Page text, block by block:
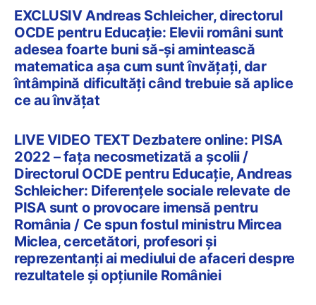
EXCLUSIV Andreas Schleicher, directorul
OCDE pentru Educație: Elevii români sunt
adesea foarte buni să-și amintească
matematica așa cum sunt învățați, dar
întâmpină dificultăți când trebuie să aplice
ce au învățat
LIVE VIDEO TEXT Dezbatere online: PISA
2022 – fața necosmetizată a școlii /
Directorul OCDE pentru Educație, Andreas
Schleicher: Diferențele sociale relevate de
PISA sunt o provocare imensă pentru
România / Ce spun fostul ministru Mircea
Miclea, cercetători, profesori și
reprezentanți ai mediului de afaceri despre
rezultatele și opțiunile României